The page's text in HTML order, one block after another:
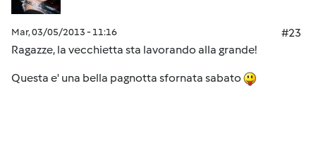
Mar, 03/05/2013 - 11:16
#23
Ragazze, la vecchietta sta lavorando alla grande!
Questa e' una bella pagnotta sfornata sabato